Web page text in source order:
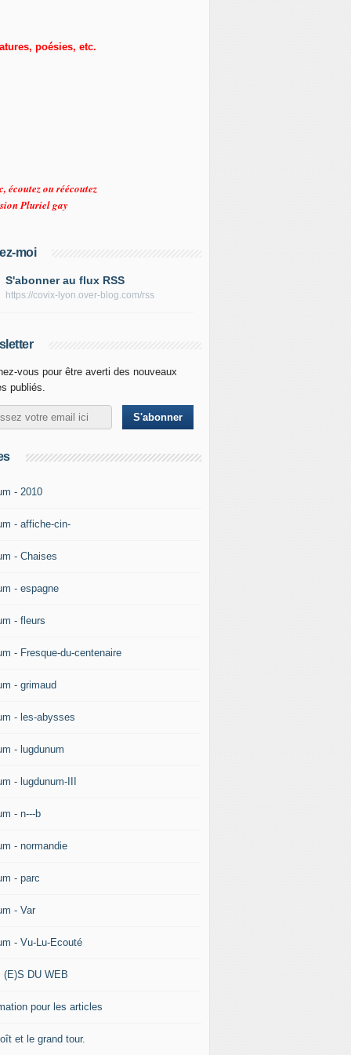
poésies, etc.
écoutez ou réécoutez
Pluriel gay
moi
S'abonner au flux RSS
https://covix-lyon.over-blog.com/rss
vous pour être averti des nouveaux
publiés.
- 2010
- affiche-cin-
- Chaises
- espagne
- fleurs
- Fresque-du-centenaire
- grimaud
- les-abysses
- lugdunum
- lugdunum-III
- n---b
- normandie
- parc
- Var
- Vu-Lu-Ecouté
(E)S DU WEB
pour les articles
et le grand tour.